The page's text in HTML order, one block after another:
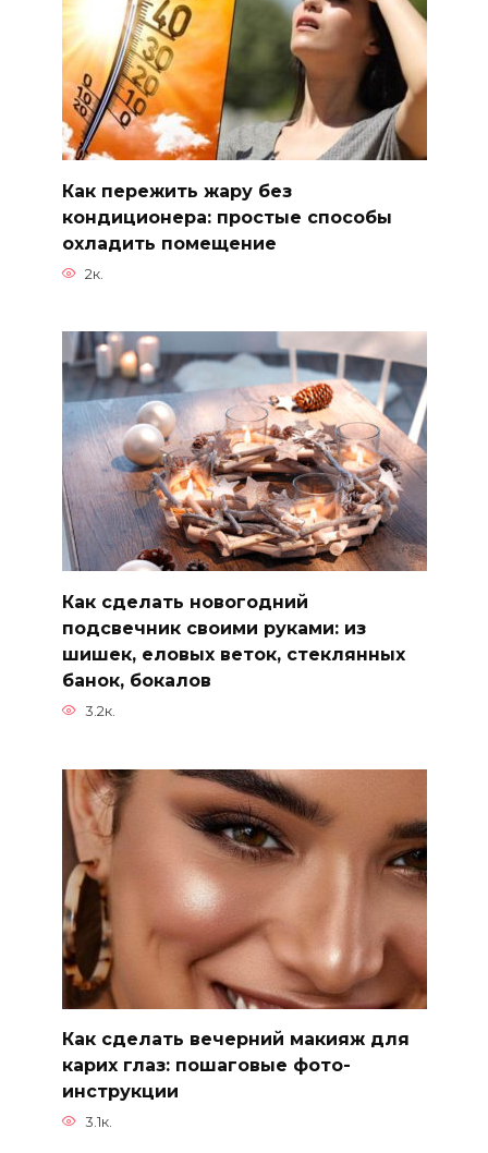
Как пережить жару без
кондиционера: простые способы
охладить помещение
2к.
Как сделать новогодний
подсвечник своими руками: из
шишек, еловых веток, стеклянных
банок, бокалов
3.2к.
Как сделать вечерний макияж для
карих глаз: пошаговые фото-
инструкции
3.1к.